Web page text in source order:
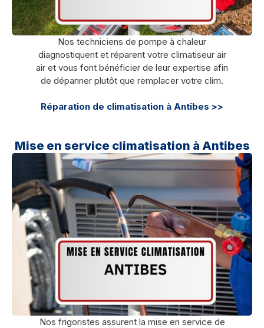
Nos techniciens de pompe à chaleur
diagnostiquent et réparent votre climatiseur air
air et vous font bénéficier de leur expertise afin
de dépanner plutôt que remplacer votre clim.
Réparation de climatisation à Antibes >>
Mise en service climatisation à Antibes
Nos frigoristes assurent la mise en service de